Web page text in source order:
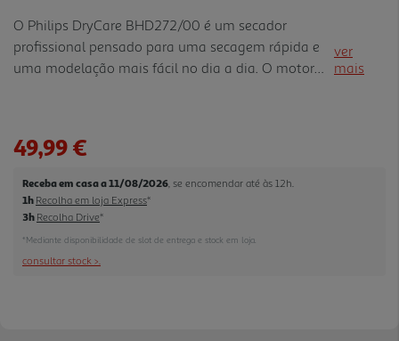
Link
para
a
mesma
página.
O Philips DryCare BHD272/00 é um secador
profissional pensado para uma secagem rápida e
uma modelação mais fácil no dia a dia. O motor
tempo de secagem sem complicar a rotina. A
regulação ThermoProtect ajuda a manter uma
temperatura de secagem cuidada e oferece
proteção adicional contra o aquecimento excessivo
do cabelo. O cuidado iónico contribui para um
acabamento mais bri lhante, enquanto a
ver
mais
49,99 €
Receba em casa a 11/08/2026, se encomendar até às 12h.
1h Recolha em loja Express*
3h Recolha Drive*
*Mediante disponibilidade de slot de entrega e stock em loja.
consultar stock >.